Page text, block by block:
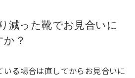
減った靴でお見合いに
？
いる場合は直してからお見合いに